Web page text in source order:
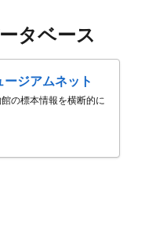
タベース
ジアムネット
の標本情報を横断的に